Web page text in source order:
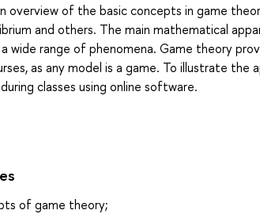
overview of the basic concepts in game
and others. The main mathematical
wide range of phenomena. Game theory
as any model is a game. To illustrate
classes using online software.
of game theory;